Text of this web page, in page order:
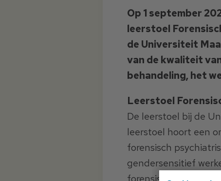
Op 1 september
leerstoel
de Universiteit
van de kwaliteit
behandeling, het
Leerstoel
De leerstoel bij de
leerstoel hoort een
forensisch
gendersensitief